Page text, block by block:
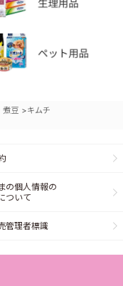
煮豆 >キムチ
の個人情報の
ついて
管理者標識